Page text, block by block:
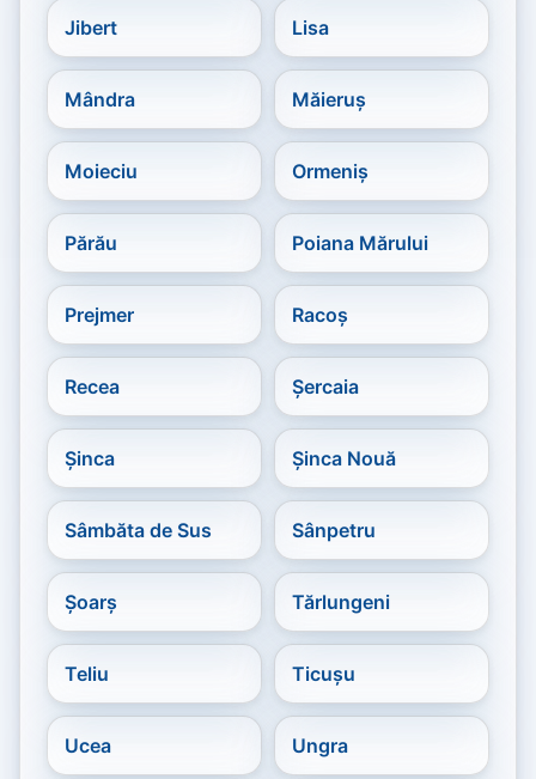
Jibert Lisa
Mândra Măieruș
Moieciu Ormeniș
Părău Poiana Mărului
Prejmer Racoș
Recea Șercaia
Șinca Șinca Nouă
Sâmbăta de Sus Sânpetru
Șoarș Tărlungeni
Teliu Ticușu
Ucea Ungra